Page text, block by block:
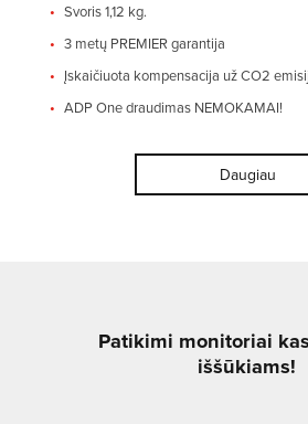
Svoris 1,12 kg.
3 metų PREMIER garantija
Įskaičiuota kompensacija už CO2
ADP One draudimas NEMOKAMAI!
Daugiau
Patikimi monitoriai
iššūkiams!